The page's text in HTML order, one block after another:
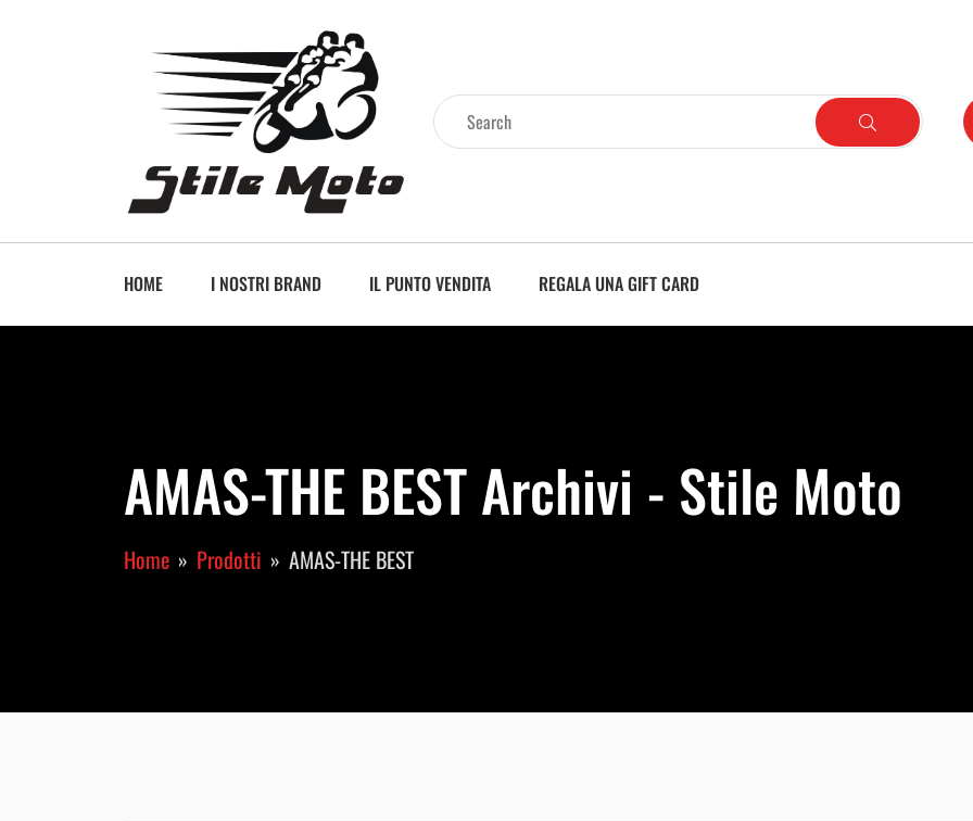
HOME I NOSTRI BRAND IL PUNTO VENDITA REGALA UNA GIFT CARD
AMAS-THE BEST Archivi - Stile Moto
Home Prodotti AMAS-THE BEST